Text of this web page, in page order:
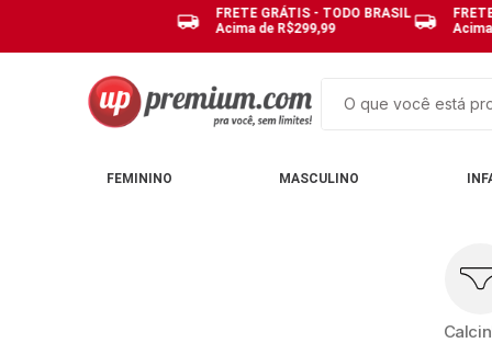
FRETE GRÁTIS - TODO BRASIL
Acima de R$299,99
FEMININO MASCULINO